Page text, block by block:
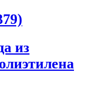
из